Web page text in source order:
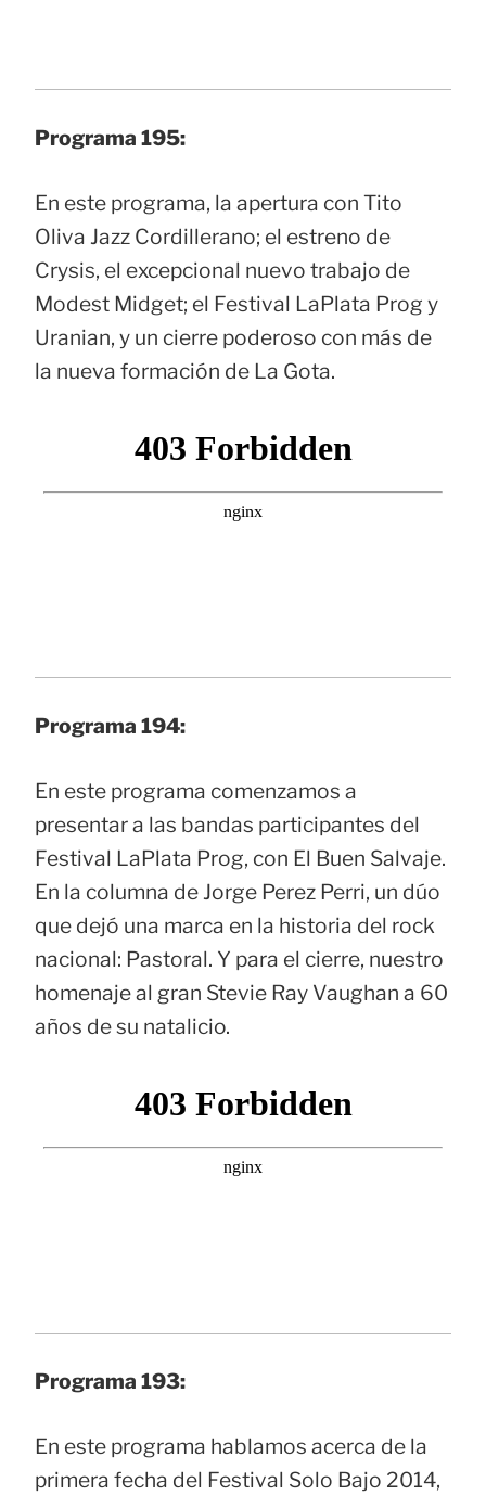
Programa 195:
En este programa, la apertura con Tito
Oliva Jazz Cordillerano; el estreno de
Crysis, el excepcional nuevo trabajo de
Modest Midget; el Festival LaPlata Prog y
Uranian, y un cierre poderoso con más de
la nueva formación de La Gota.
Programa 194:
En este programa comenzamos a
presentar a las bandas participantes del
Festival LaPlata Prog, con El Buen Salvaje.
En la columna de Jorge Perez Perri, un dúo
que dejó una marca en la historia del rock
nacional: Pastoral. Y para el cierre, nuestro
homenaje al gran Stevie Ray Vaughan a 60
años de su natalicio.
Programa 193:
En este programa hablamos acerca de la
primera fecha del Festival Solo Bajo 2014,